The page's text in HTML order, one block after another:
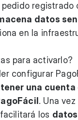
registrado
datos
en la
para activarlo?
configurar
tener una
. Una
los